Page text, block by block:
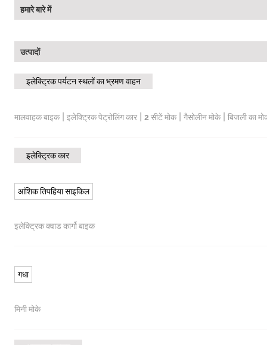
हमारे बारे में
उत्पादों
इलेक्ट्रिक पर्यटन स्थलों का भ्रमण वाहन
मालवाहक बाइक| इलेक्ट्रिक पेट्रोलिंग कार| 2 सीटें मोक| गैसोलीन मोके| बिजली का
इलेक्ट्रिक कार
आंशिक तिपहिया साइकिल
इलेक्ट्रिक क्वाड कार्गो बाइक
गधा
मिनी मोके